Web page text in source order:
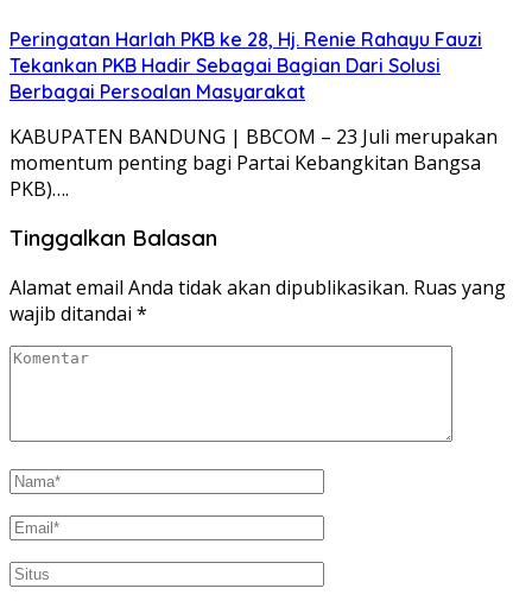
Peringatan Harlah PKB ke 28, Hj. Renie Rahayu Fauzi
Tekankan PKB Hadir Sebagai Bagian Dari Solusi
Berbagai Persoalan Masyarakat
KABUPATEN BANDUNG | BBCOM – 23 Juli merupakan
momentum penting bagi Partai Kebangkitan Bangsa
PKB)….
Tinggalkan Balasan
Alamat email Anda tidak akan dipublikasikan. Ruas yang
wajib ditandai *